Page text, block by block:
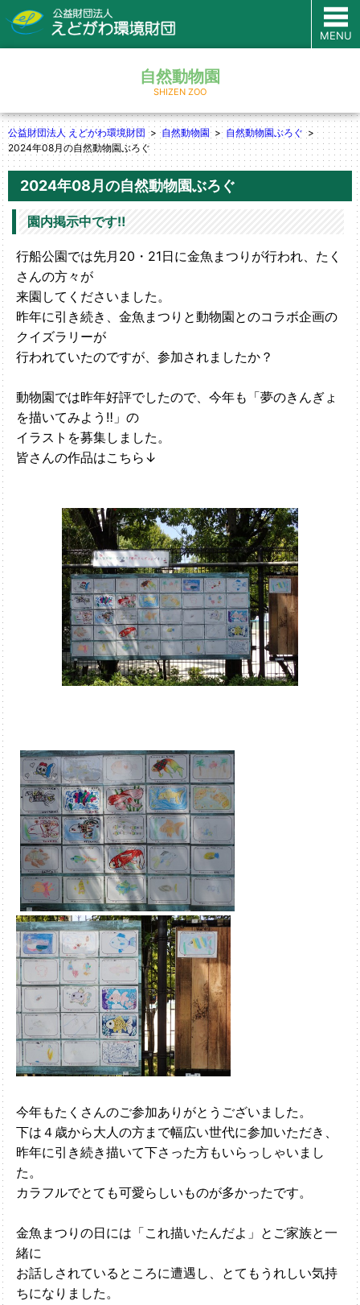
MENU
自然動物園
SHIZEN ZOO
公益財団法人 えどがわ環境財団 自然動物園
自然動物園ぶろぐ
2024年08月の自然動物園ぶろぐ
2024年08月の自然動物園ぶろぐ
園内掲示中です‼
行船公園では先月20・21日に金魚まつりが行われ、たく
さんの方々が
来園してくださいました。
昨年に引き続き、金魚まつりと動物園とのコラボ企画の
クイズラリーが
行われていたのですが、参加されましたか？
動物園では昨年好評でしたので、今年も「夢のきんぎょ
を描いてみよう‼」の
イラストを募集しました。
皆さんの作品はこちら↓
今年もたくさんのご参加ありがとうございました。
下は４歳から大人の方まで幅広い世代に参加いただき、
昨年に引き続き描いて下さった方もいらっしゃいまし
た。
カラフルでとても可愛らしいものが多かったです。
金魚まつりの日には「これ描いたんだよ」とご家族と一
緒に
お話しされているところに遭遇し、とてもうれしい気持
ちになりました。